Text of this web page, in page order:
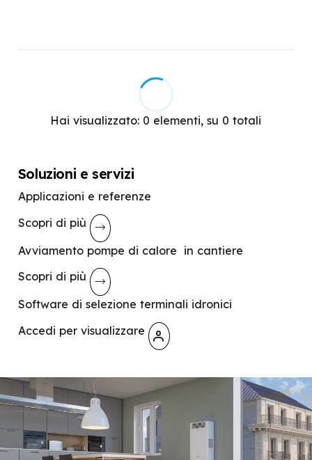
Funzione pompa di calore
Vapore caldo
Diffusore essenze
Tecnologia radiante
Resistenza elettrica
Protezione contro l'acqua
Installazione a parete
Wi-fi integrato
Hai visualizzato: 0 elementi, su 0 totali
Soluzioni e servizi
Applicazioni e referenze
Scopri di più
Avviamento pompe di calore in cantiere
Scopri di più
Software di selezione terminali idronici
Accedi per visualizzare